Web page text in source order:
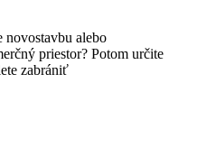
novostavbu alebo
priestor? Potom určite
zabrániť